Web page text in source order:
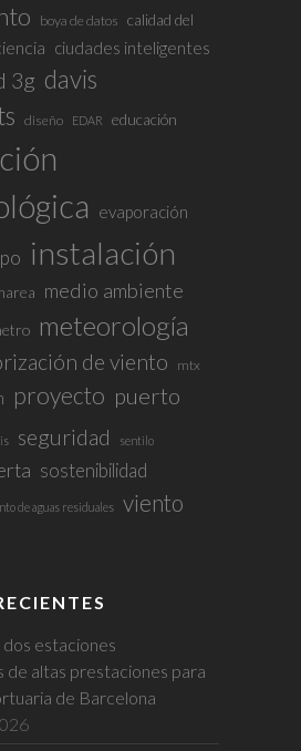
boya de datos calidad del
ciudades inteligentes
3g davis
diseño EDAR educación
evaporación
instalación
medio ambiente
meteorología
de viento mtx
proyecto puerto
seguridad sentilo
sostenibilidad
de aguas residuales viento
estaciones
de altas prestaciones para
de Barcelona